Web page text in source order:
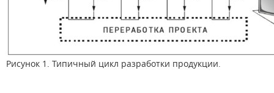
Рисунок 1. Типичный цикл разработки продукции.